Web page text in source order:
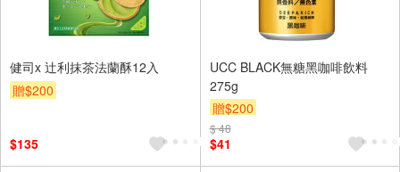
健司x 辻利抹茶法蘭酥12入
贈$200
$135
UCC BLACK無糖黑咖啡飲料
275g
贈$200
$ 48
$41